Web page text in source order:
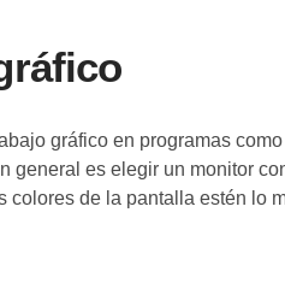
gráfico en programas
general es elegir un monitor
de la pantalla estén